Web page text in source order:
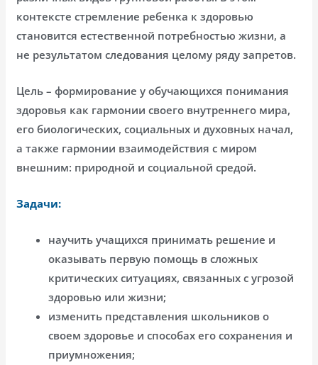
контексте стремление ребенка к здоровью
становится естественной потребностью жизни, а
не результатом следования целому ряду запретов.
Цель – формирование у обучающихся понимания
здоровья как гармонии своего внутреннего мира,
его биологических, социальных и духовных начал,
а также гармонии взаимодействия с миром
внешним: природной и социальной средой.
Задачи:
научить учащихся принимать решение и
оказывать первую помощь в сложных
критических ситуациях, связанных с угрозой
здоровью или жизни;
изменить представления школьников о
своем здоровье и способах его сохранения и
приумножения;